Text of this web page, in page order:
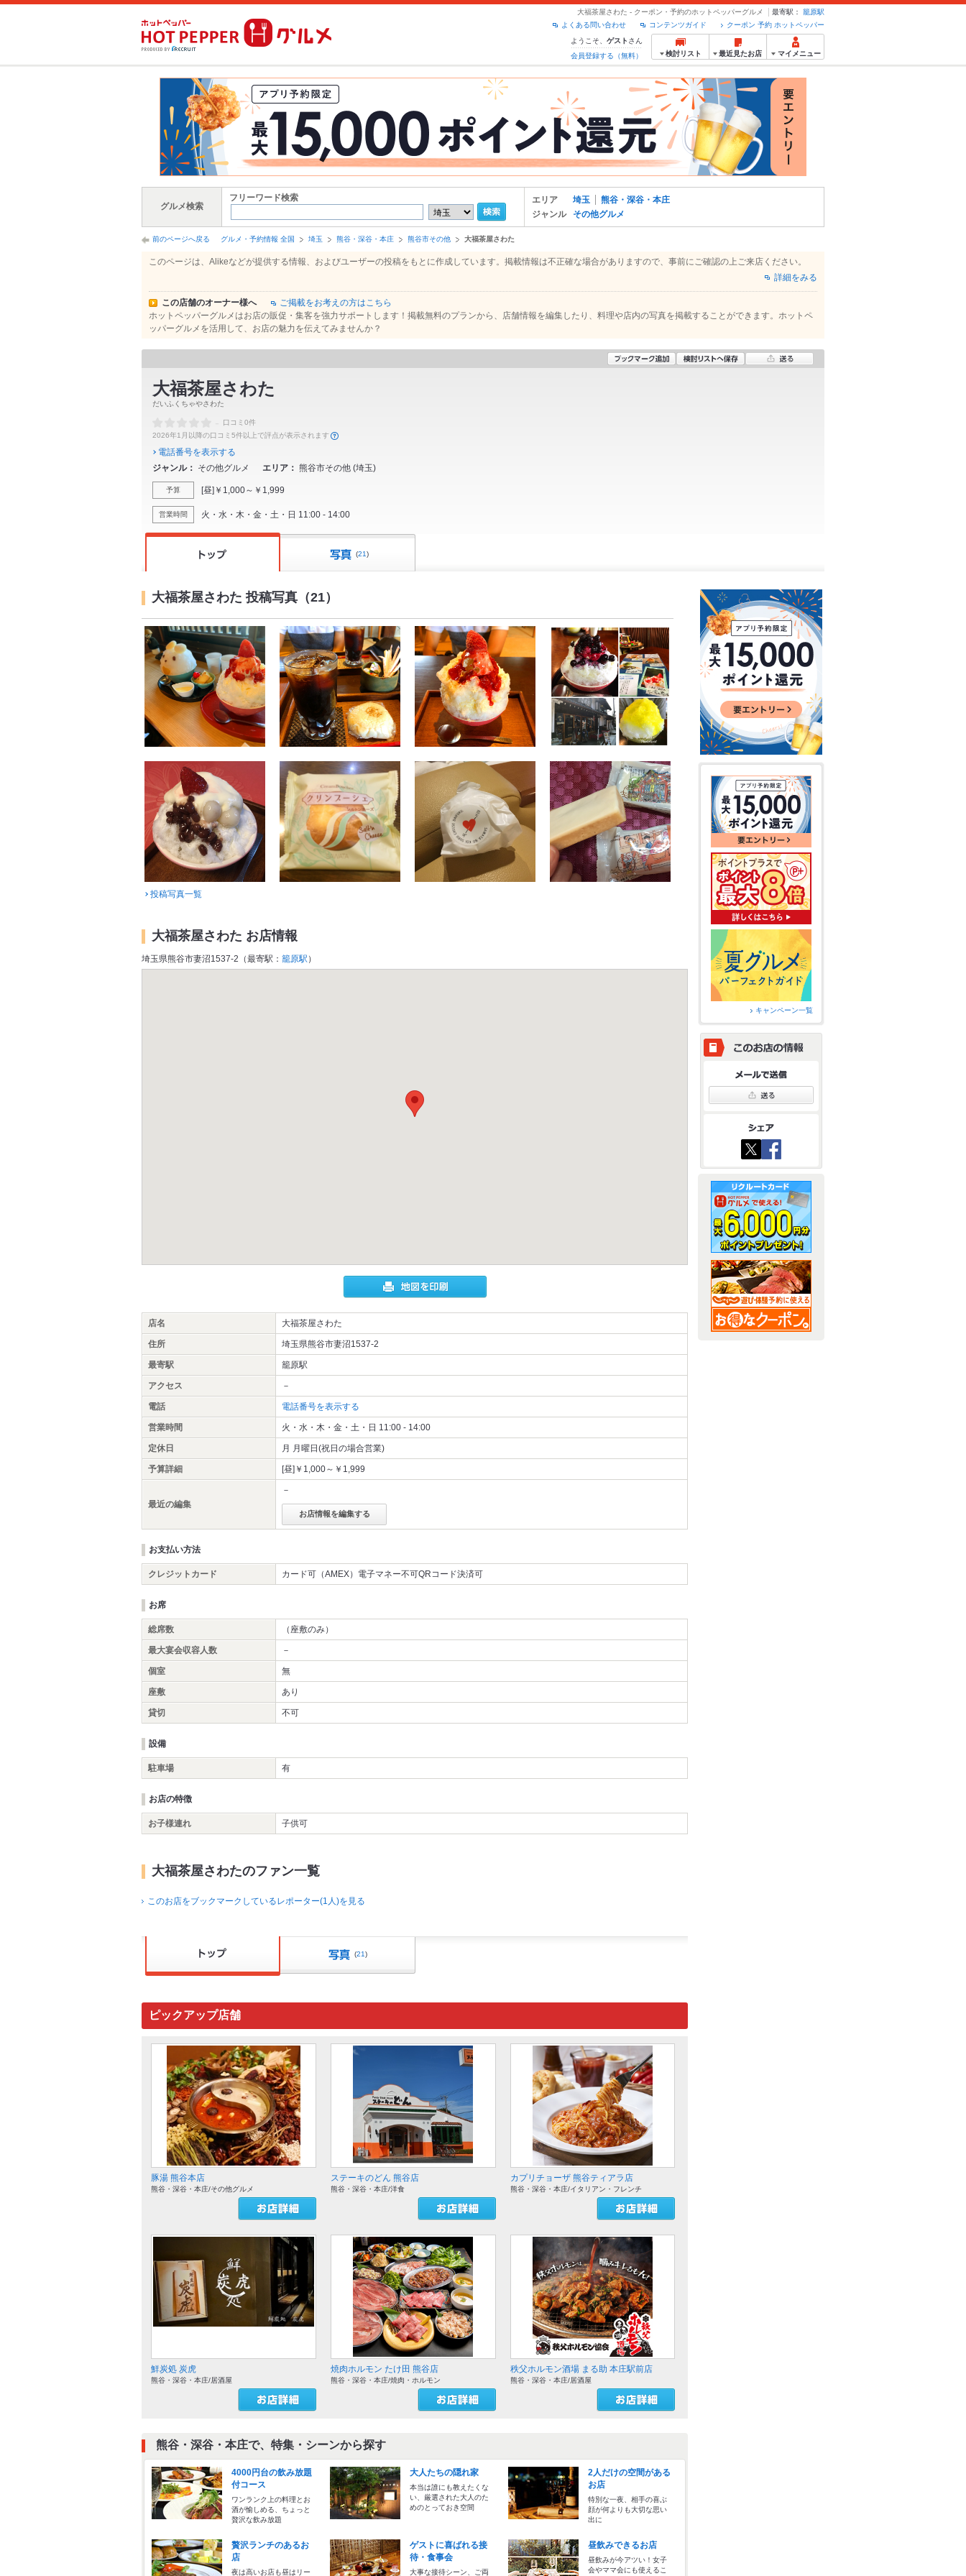
大福茶屋さわた - クーポン・予約のホットペッパーグルメ 最寄駅：
籠原駅
クーポン 予約 ホットペッパー
コンテンツガイド
よくある問い合わせ
ようこそ、 ゲスト さん
会員登録する（無料）
検討リスト 最近見たお店 マイメニュー
グルメ検索
フリーワード検索 エリア 埼玉
熊谷・深谷・本庄
ジャンル
その他グルメ
前のページへ戻る グルメ・予約情報 全国 埼玉 熊谷・深谷・本庄 熊谷市その他 大福茶屋さわた
このページは、Alikeなどが提供する情報、およびユーザーの投稿をもとに作成しています。掲載情報は不正確な場合がありますので、事前にご確認の上ご来店ください。
詳細をみる
この店舗のオーナー様へ
ご掲載をお考えの方はこちら
ホットペッパーグルメはお店の販促・集客を強力サポートします！掲載無料のプランから、店舗情報を編集したり、料理や店内の写真を掲載することができます。ホットペ
ッパーグルメを活用して、お店の魅力を伝えてみませんか？
大福茶屋さわた
だいふくちゃやさわた
口コミ0件
2026年1月以降の口コミ5件以上で評点が表示されます
電話番号を表示する
ジャンル
その他グルメ エリア 熊谷市その他 (埼玉)
予算 [昼]￥1,000～￥1,999
営業時間 火・水・木・金・土・日 11:00 - 14:00
(21)
大福茶屋さわた 投稿写真（21）
投稿写真一覧
大福茶屋さわた お店情報
埼玉県熊谷市妻沼1537-2（最寄駅： 籠原駅 ）
店名 大福茶屋さわた
住所 埼玉県熊谷市妻沼1537-2
最寄駅 籠原駅
アクセス －
電話 電話番号を表示する
営業時間 火・水・木・金・土・日 11:00 - 14:00
定休日 月 月曜日(祝日の場合営業)
予算詳細 [昼]￥1,000～￥1,999
最近の編集
－
お店情報を編集する
お支払い方法
クレジットカード カード可（AMEX）電子マネー不可QRコード決済可
お席
総席数 （座敷のみ）
最大宴会収容人数 －
個室 無
座敷 あり
貸切 不可
設備
駐車場 有
お店の特徴
お子様連れ 子供可
大福茶屋さわたのファン一覧
このお店をブックマークしているレポーター(1人)を見る
(21)
ピックアップ店舗
豚湯 熊谷本店
熊谷・深谷・本庄/その他グルメ
ステーキのどん 熊谷店
熊谷・深谷・本庄/洋食
カプリチョーザ 熊谷ティアラ店
熊谷・深谷・本庄/イタリアン・フレンチ
鮮炭処 炭虎
熊谷・深谷・本庄/居酒屋
焼肉ホルモン たけ田 熊谷店
熊谷・深谷・本庄/焼肉・ホルモン
秩父ホルモン酒場 まる助 本庄駅前店
熊谷・深谷・本庄/居酒屋
熊谷・深谷・本庄で、特集・シーンから探す
4000円台の飲み放題
付コース
ワンランク上の料理とお
酒が愉しめる、ちょっと
贅沢な飲み放題
大人たちの隠れ家
本当は誰にも教えたくな
い、厳選された大人のた
めのとっておき空間
2人だけの空間がある
お店
特別な一夜、相手の喜ぶ
顔が何よりも大切な思い
出に
贅沢ランチのあるお
店
夜は高いお店も昼はリー
ゲストに喜ばれる接
待・食事会
大事な接待シーン、ご両
昼飲みできるお店
昼飲みが今アツい！女子
会やママ会にも使えるこ
キャンペーン一覧